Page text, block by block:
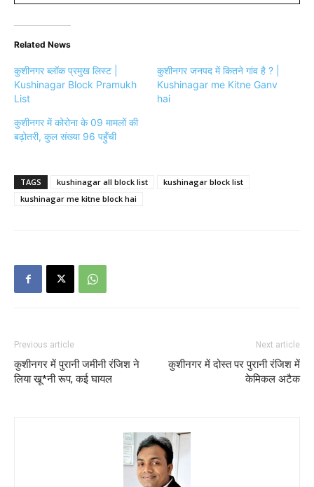
Related News
कुशीनगर ब्लॉक प्रमुख लिस्ट |
Kushinagar Block Pramukh
List
कुशीनगर जनपद में कितने गांव है ? |
Kushinagar me Kitne Ganv
hai
कुशीनगर में कोरोना के 09 मामलों की
बढ़ोतरी, कुल संख्या 96 पहुँची
TAGS kushinagar all block list
kushinagar block list
kushinagar me kitne block hai
Previous article
कुशीनगर में पुरानी जमीनी रंजिश ने
लिया खू*नी रूप, कई घायल
Next article
कुशीनगर में दोस्त पर पुरानी रंजिश में
केमिकल अटैक